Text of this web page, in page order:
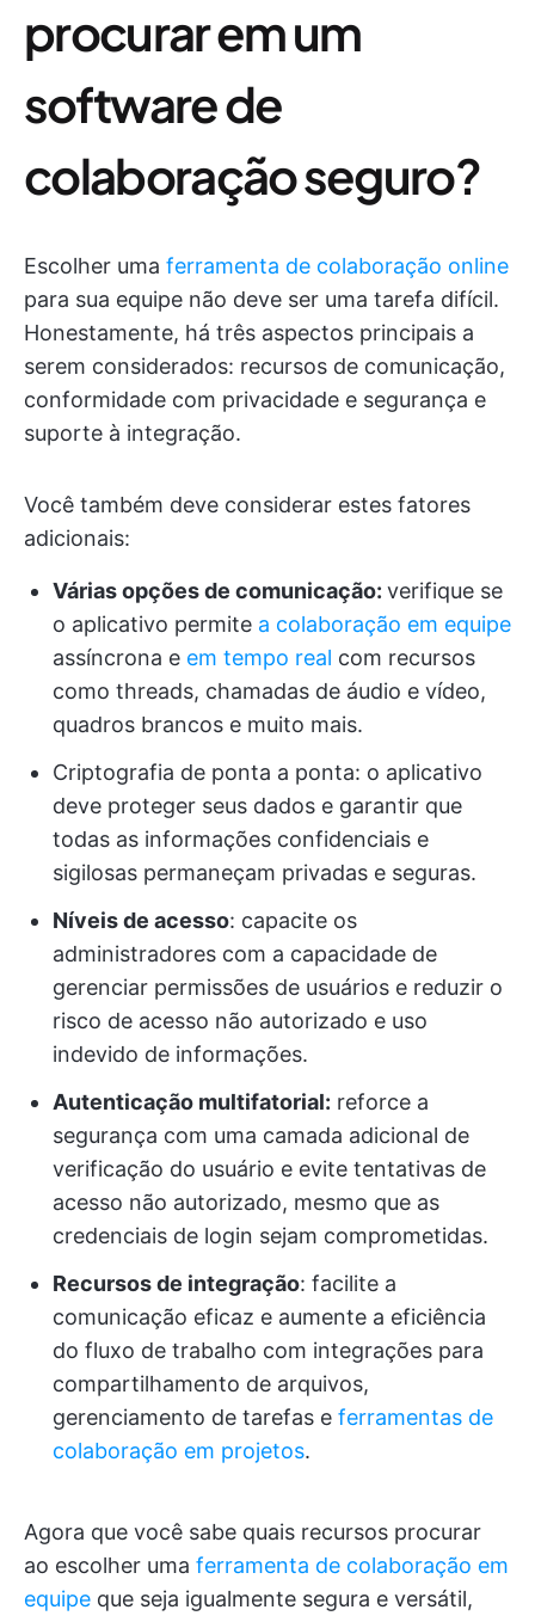
procurar em um
software de
colaboração seguro?
Escolher uma ferramenta de colaboração online
para sua equipe não deve ser uma tarefa difícil.
Honestamente, há três aspectos principais a
serem considerados: recursos de comunicação,
conformidade com privacidade e segurança e
suporte à integração.
Você também deve considerar estes fatores
adicionais:
Várias opções de comunicação: verifique se
o aplicativo permite a colaboração em equipe
assíncrona e em tempo real com recursos
como threads, chamadas de áudio e vídeo,
quadros brancos e muito mais.
Criptografia de ponta a ponta: o aplicativo
deve proteger seus dados e garantir que
todas as informações confidenciais e
sigilosas permaneçam privadas e seguras.
Níveis de acesso: capacite os
administradores com a capacidade de
gerenciar permissões de usuários e reduzir o
risco de acesso não autorizado e uso
indevido de informações.
Autenticação multifatorial: reforce a
segurança com uma camada adicional de
verificação do usuário e evite tentativas de
acesso não autorizado, mesmo que as
credenciais de login sejam comprometidas.
Recursos de integração: facilite a
comunicação eficaz e aumente a eficiência
do fluxo de trabalho com integrações para
compartilhamento de arquivos,
gerenciamento de tarefas e ferramentas de
colaboração em projetos.
Agora que você sabe quais recursos procurar
ao escolher uma ferramenta de colaboração em
equipe que seja igualmente segura e versátil,